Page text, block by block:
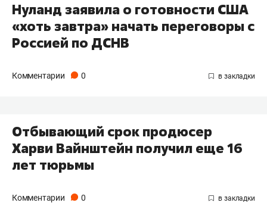
Нуланд заявила о готовности США
«хоть завтра» начать переговоры с
Россией по ДСНВ
Комментарии 0
Отбывающий срок продюсер
Харви Вайнштейн получил еще 16
лет тюрьмы
Комментарии 0